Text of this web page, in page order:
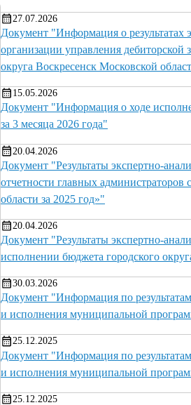
27.07.2026
Документ "Информация о результатах
организации управления
округа Воскресенск Московской
15.05.2026
Документ "Информация о ходе
за 3 месяца 2026 года"
20.04.2026
Документ "Результаты экспертно-
отчетности главных администраторов
области за 2025 год»"
20.04.2026
Документ "Результаты экспертно-
исполнении бюджета городского
30.03.2026
Документ "Информация по
и исполнения муниципальной
25.12.2025
Документ "Информация по
и исполнения муниципальной
25.12.2025